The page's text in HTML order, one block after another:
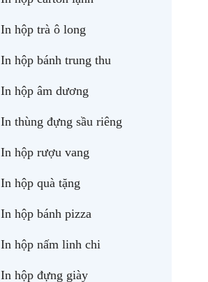
In hộp trà ô long
In hộp bánh trung thu
In hộp âm dương
In thùng đựng sầu riêng
In hộp rượu vang
In hộp quà tặng
In hộp bánh pizza
In hộp nấm linh chi
In hộp đựng giày